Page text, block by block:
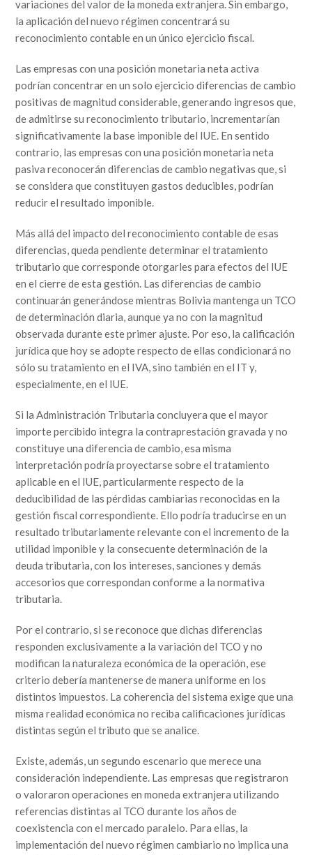
variaciones del valor de la moneda extranjera. Sin embargo,
la aplicación del nuevo régimen concentrará su
reconocimiento contable en un único ejercicio fiscal.
Las empresas con una posición monetaria neta activa
podrían concentrar en un solo ejercicio diferencias de cambio
positivas de magnitud considerable, generando ingresos que,
de admitirse su reconocimiento tributario, incrementarían
significativamente la base imponible del IUE. En sentido
contrario, las empresas con una posición monetaria neta
pasiva reconocerán diferencias de cambio negativas que, si
se considera que constituyen gastos deducibles, podrían
reducir el resultado imponible.
Más allá del impacto del reconocimiento contable de esas
diferencias, queda pendiente determinar el tratamiento
tributario que corresponde otorgarles para efectos del IUE
en el cierre de esta gestión. Las diferencias de cambio
continuarán generándose mientras Bolivia mantenga un TCO
de determinación diaria, aunque ya no con la magnitud
observada durante este primer ajuste. Por eso, la calificación
jurídica que hoy se adopte respecto de ellas condicionará no
sólo su tratamiento en el IVA, sino también en el IT y,
especialmente, en el IUE.
Si la Administración Tributaria concluyera que el mayor
importe percibido integra la contraprestación gravada y no
constituye una diferencia de cambio, esa misma
interpretación podría proyectarse sobre el tratamiento
aplicable en el IUE, particularmente respecto de la
deducibilidad de las pérdidas cambiarias reconocidas en la
gestión fiscal correspondiente. Ello podría traducirse en un
resultado tributariamente relevante con el incremento de la
utilidad imponible y la consecuente determinación de la
deuda tributaria, con los intereses, sanciones y demás
accesorios que correspondan conforme a la normativa
tributaria.
Por el contrario, si se reconoce que dichas diferencias
responden exclusivamente a la variación del TCO y no
modifican la naturaleza económica de la operación, ese
criterio debería mantenerse de manera uniforme en los
distintos impuestos. La coherencia del sistema exige que una
misma realidad económica no reciba calificaciones jurídicas
distintas según el tributo que se analice.
Existe, además, un segundo escenario que merece una
consideración independiente. Las empresas que registraron
o valoraron operaciones en moneda extranjera utilizando
referencias distintas al TCO durante los años de
coexistencia con el mercado paralelo. Para ellas, la
implementación del nuevo régimen cambiario no implica una